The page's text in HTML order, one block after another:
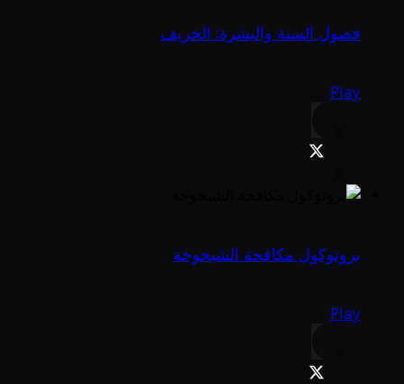
فصول السنة والبشرة: الخريف
Play
بروتوكول مكافحة الشيخوخة
Play